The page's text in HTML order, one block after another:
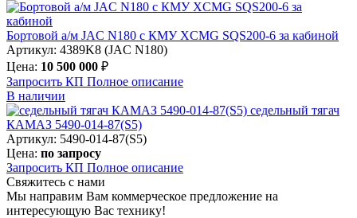
Бортовой а/м JAC N180 c КМУ XCMG SQS200-6 за кабиной
Артикул: 4389K8 (JAC N180)
Цена: 10 500 000 ₽
Запросить КП Полное описание
В наличии
седельный тягач
КАМАЗ 5490-014-87(S5)
Артикул: 5490-014-87(S5)
Цена: по запросу
Запросить КП Полное описание
Свяжитесь с нами
Мы направим Вам коммерческое предложение на
интересующую Вас технику!